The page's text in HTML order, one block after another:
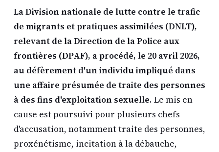
La Division nationale de lutte contre le trafic
de migrants et pratiques assimilées (DNLT),
relevant de la Direction de la Police aux
frontières (DPAF), a procédé, le 20 avril 2026,
au défèrement d'un individu impliqué dans
une affaire présumée de traite des personnes
à des fins d'exploitation sexuelle. Le mis en
cause est poursuivi pour plusieurs chefs
d'accusation, notamment traite des personnes,
proxénétisme, incitation à la débauche,